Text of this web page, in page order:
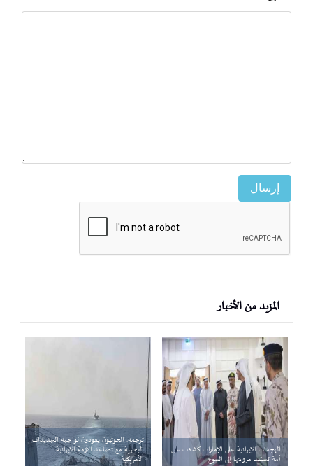
إرسال
المزيد من الأخبار
الهجمات الإيرانية على الإمارات كشفت عن
أمة تستند مرونتها إلى التنوع
ترجمة: الحوثيون يعودون لواجهة التهديدات
البحرية مع تصاعد الأزمة الإيرانية
الأمريكية